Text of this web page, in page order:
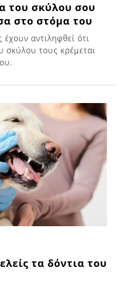
του σκύλου σου
στο στόμα του
αντιληφθεί ότι
σκύλου τους κρέμεται
τα δόντια του